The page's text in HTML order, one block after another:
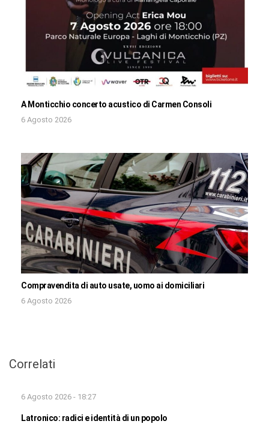
A Monticchio concerto acustico di Carmen Consoli
6 Agosto 2026
Compravendita di auto usate, uomo ai domiciliari
6 Agosto 2026
Correlati
6 Agosto 2026 - 18:27
Latronico: radici e identità di un popolo